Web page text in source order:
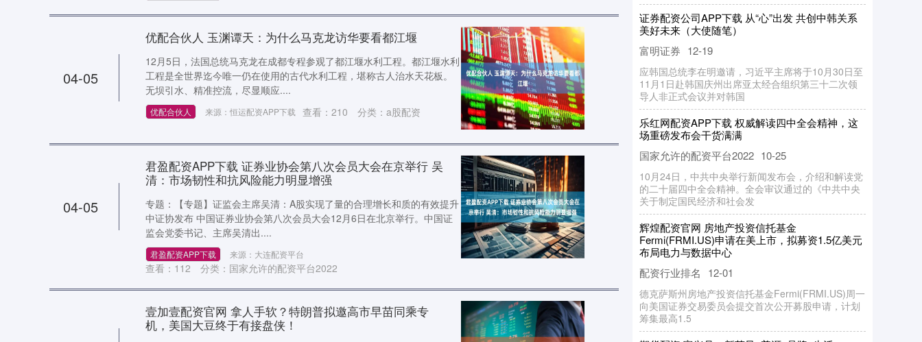
04-05
优配合伙人 玉渊谭天：为什么马克龙访华要看都江堰
12月5日，法国总统马克龙在成都专程参观了都江堰水利工程。都江堰水利
工程是全世界迄今唯一仍在使用的古代水利工程，堪称古人治水天花板。
无坝引水、精准控流，尽显顺应....
优配合伙人 来源：恒运配资APP下载 查看： 210 分类： a股配资
04-05
君盈配资APP下载 证券业协会第八次会员大会在京举行 吴
清：市场韧性和抗风险能力明显增强
专题：【专题】证监会主席吴清：A股实现了量的合理增长和质的有效提升
中证协发布 中国证券业协会第八次会员大会12月6日在北京举行。中国证
监会党委书记、主席吴清出....
君盈配资APP下载 来源：大连配资平台
查看： 112 分类： 国家允许的配资平台2022
壹加壹配资官网 拿人手软？特朗普拟邀高市早苗同乘专
机，美国大豆终于有接盘侠！
上有针对小米
股票杠杆多少倍 成龙都夸的“拼命三娘”! 张子
戏伤痕是演员最硬底气
配资行业排名
提起张子枫，多数人会先想起《唐人街探案》里
穿透银幕的诡异微笑。 文戏封神的她，曾因“柔柔
弱”的外形，被质疑能否扛住
华利配资APP下载 6月20日博23转债下跌
转股溢价率14.14%
配资行业排名
本站消息，6月20日博23转债收盘下跌0.25%
130.85元/张，成交额5639.78万元，转股溢价
14.14%
金港赢配资平台 白宫开启裁员模式，多
跟进
国家允许的配资平台2022
来源：赤道财经 #白宫开启裁员模式# 新浪
主编 Global丨其他机构则“正在积极考虑是
拨款中断的情况